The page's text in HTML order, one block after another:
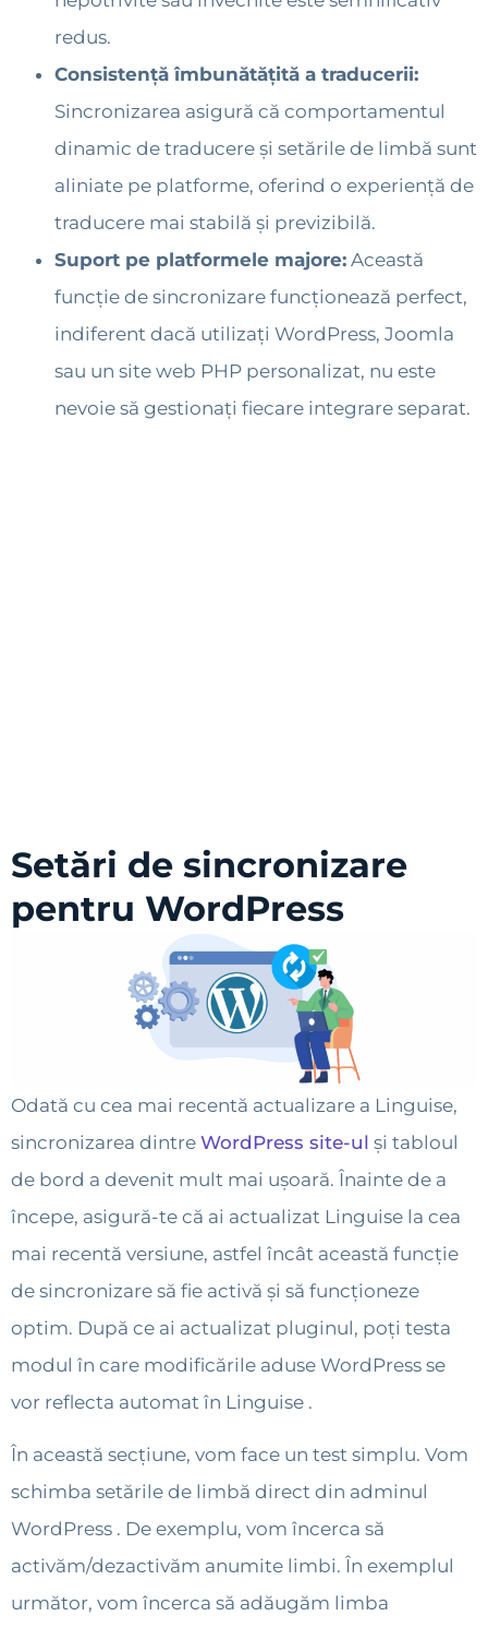
redus.
Consistență îmbunătățită a traducerii:
Sincronizarea asigură că comportamentul
dinamic de traducere și setările de limbă sunt
aliniate pe platforme, oferind o experiență de
traducere mai stabilă și previzibilă.
Suport pe platformele majore: Această
funcție de sincronizare funcționează perfect,
indiferent dacă utilizați WordPress, Joomla
sau un site web PHP personalizat, nu este
nevoie să gestionați fiecare integrare separat.
Setări de sincronizare
pentru WordPress
Odată cu cea mai recentă actualizare a Linguise,
sincronizarea dintre WordPress site-ul și tabloul
de bord a devenit mult mai ușoară. Înainte de a
începe, asigură-te că ai actualizat Linguise la cea
mai recentă versiune, astfel încât această funcție
de sincronizare să fie activă și să funcționeze
optim. După ce ai actualizat pluginul, poți testa
modul în care modificările aduse WordPress se
vor reflecta automat în Linguise .
În această secțiune, vom face un test simplu. Vom
schimba setările de limbă direct din adminul
WordPress . De exemplu, vom încerca să
activăm/dezactivăm anumite limbi. În exemplul
următor, vom încerca să adăugăm limba